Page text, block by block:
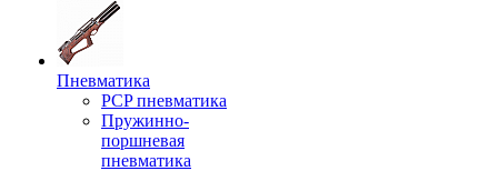
Пневматика
PCP пневматика
Пружинно-
поршневая
пневматика